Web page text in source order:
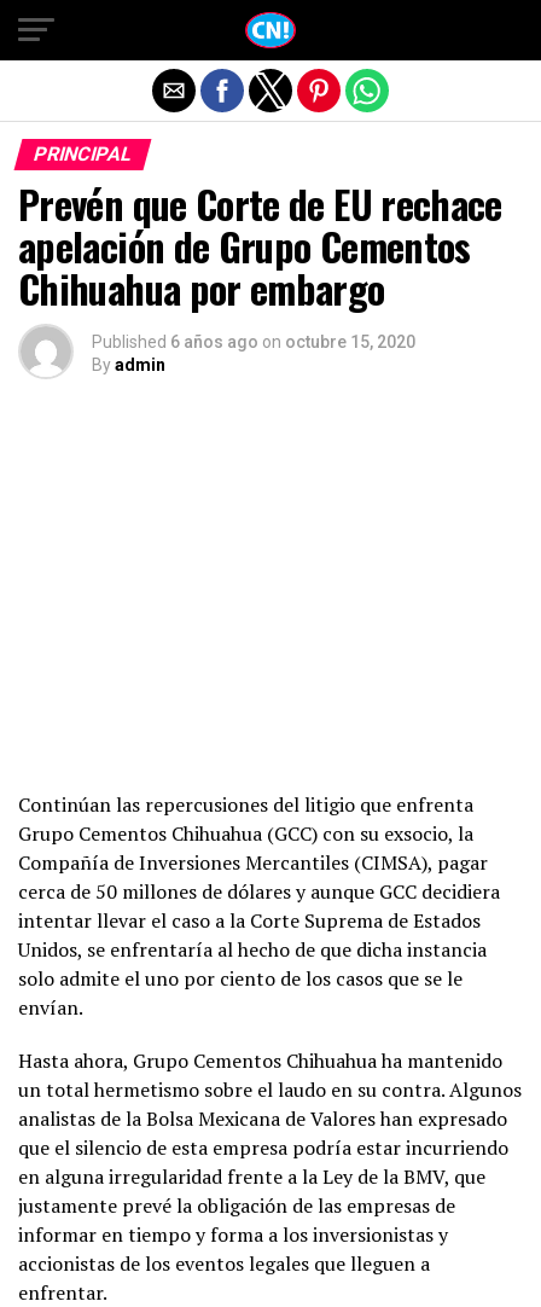
PRINCIPAL
Prevén que Corte de EU rechace
apelación de Grupo Cementos
Chihuahua por embargo
Published 6 años ago on octubre 15, 2020
Byadmin
Continúan las repercusiones del litigio que enfrenta
Grupo Cementos Chihuahua (GCC) con su exsocio, la
Compañía de Inversiones Mercantiles (CIMSA), pagar
cerca de 50 millones de dólares y aunque GCC decidiera
intentar llevar el caso a la Corte Suprema de Estados
Unidos, se enfrentaría al hecho de que dicha instancia
solo admite el uno por ciento de los casos que se le
envían.
Hasta ahora, Grupo Cementos Chihuahua ha mantenido
un total hermetismo sobre el laudo en su contra. Algunos
analistas de la Bolsa Mexicana de Valores han expresado
que el silencio de esta empresa podría estar incurriendo
en alguna irregularidad frente a la Ley de la BMV, que
justamente prevé la obligación de las empresas de
informar en tiempo y forma a los inversionistas y
accionistas de los eventos legales que lleguen a
enfrentar.
Salir de la versión móvil